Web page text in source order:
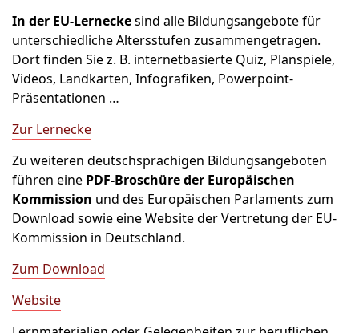
In der EU-Lerneckesind alle Bildungsangebote für
unterschiedliche Altersstufen zusammengetragen.
Dort finden Sie z. B. internetbasierte Quiz, Planspiele,
Videos, Landkarten, Infografiken, Powerpoint-
Präsentationen …
Zur Lernecke
Zu weiteren deutschsprachigen Bildungsangeboten
führen eine PDF-Broschüre der Europäischen
Kommission und des Europäischen Parlaments zum
Download sowie eine Website der Vertretung der EU-
Kommission in Deutschland.
Zum Download
Website